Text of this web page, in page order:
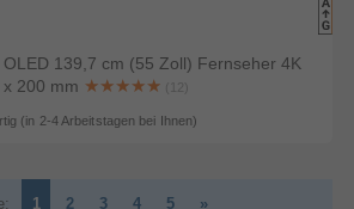
139,7 cm (55 Zoll) Fernseher 4K
x 200 mm
(12)
(in 2-4 Arbeitstagen bei Ihnen)
1 2 3 4 5 »